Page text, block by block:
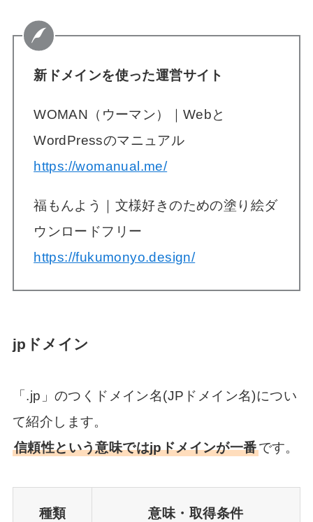
新ドメインを使った運営サイト
WOMAN（ウーマン）｜Webと
WordPressのマニュアル
https://womanual.me/
福もんよう｜文様好きのための塗り絵ダ
ウンロードフリー
https://fukumonyo.design/
jpドメイン
「.jp」のつくドメイン名(JPドメイン名)につい
て紹介します。
信頼性という意味ではjpドメインが一番です。
種類 意味・取得条件